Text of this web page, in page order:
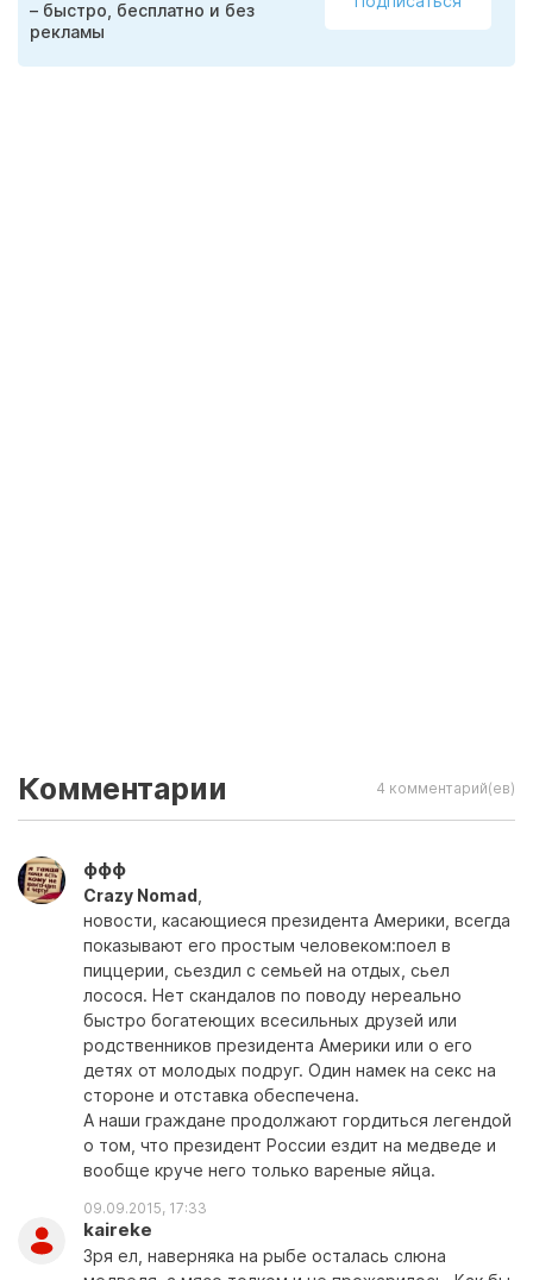
– быстро, бесплатно и без
рекламы
Комментарии 4 комментарий(ев)
ффф
Crazy Nomad
новости, касающиеся президента Америки, всегда
показывают его простым человеком:поел в
пиццерии, сьездил с семьей на отдых, сьел
лосося. Нет скандалов по поводу нереально
быстро богатеющих всесильных друзей или
родственников президента Америки или о его
детях от молодых подруг. Один намек на секс на
стороне и отставка обеспечена.
А наши граждане продолжают гордиться легендой
о том, что президент России ездит на медведе и
вообще круче него только вареные яйца.
09.09.2015, 17:33
kaireke
Зря ел, наверняка на рыбе осталась слюна